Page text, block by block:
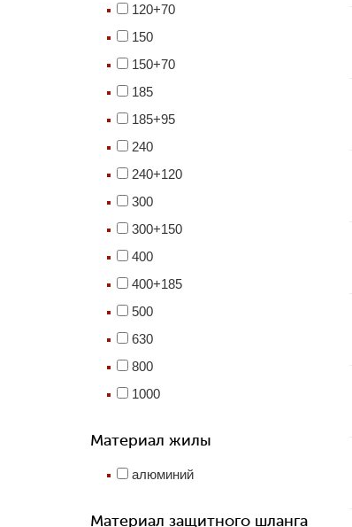
120+70
150
150+70
185
185+95
240
240+120
300
300+150
400
400+185
500
630
800
1000
Материал жилы
алюминий
Материал защитного шланга